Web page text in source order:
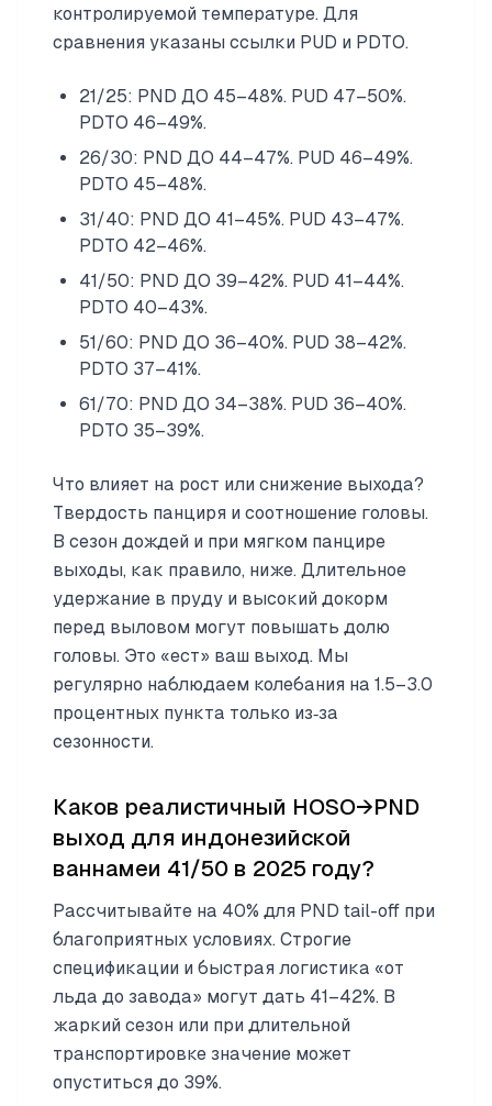
контролируемой температуре. Для
сравнения указаны ссылки PUD и PDTO.
21/25: PND ДО 45–48%. PUD 47–50%.
PDTO 46–49%.
26/30: PND ДО 44–47%. PUD 46–49%.
PDTO 45–48%.
31/40: PND ДО 41–45%. PUD 43–47%.
PDTO 42–46%.
41/50: PND ДО 39–42%. PUD 41–44%.
PDTO 40–43%.
51/60: PND ДО 36–40%. PUD 38–42%.
PDTO 37–41%.
61/70: PND ДО 34–38%. PUD 36–40%.
PDTO 35–39%.
Что влияет на рост или снижение выхода?
Твердость панциря и соотношение головы.
В сезон дождей и при мягком панцире
выходы, как правило, ниже. Длительное
удержание в пруду и высокий докорм
перед выловом могут повышать долю
головы. Это «ест» ваш выход. Мы
регулярно наблюдаем колебания на 1.5–3.0
процентных пункта только из‑за
сезонности.
Каков реалистичный HOSO→PND
выход для индонезийской
ваннамеи 41/50 в 2025 году?
Рассчитывайте на 40% для PND tail-off при
благоприятных условиях. Строгие
спецификации и быстрая логистика «от
льда до завода» могут дать 41–42%. В
жаркий сезон или при длительной
транспортировке значение может
опуститься до 39%.